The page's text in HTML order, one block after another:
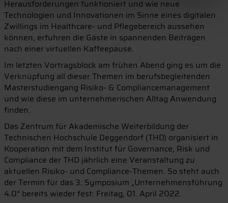
Herausforderungen funktioniert und wie neue
Technologien und Innovationen im Sinne eines digitalen
Zwillings im Healthcare- und Pflegebereich aussehen
können, erfuhren die Gäste in spannenden Beiträgen
nach einer virtuellen Kaffeepause.
Im letzten Vortragsblock am frühen Abend ging es um die
Verknüpfung all dieser Themen im berufsbegleitenden
Masterstudiengang Risiko- & Compliancemanagement
und wie diese im unternehmerischen Alltag Anwendung
finden.
Das Zentrum für Akademische Weiterbildung der
Technischen Hochschule Deggendorf (THD) organisiert in
Kooperation mit dem Institut für Governance, Risk und
Compliance der THD jährlich eine Veranstaltung zu
aktuellen Risiko- und Compliance-Themen. So steht auch
der Termin für das 3. Symposium „Unternehmensführung
4.0“ bereits wieder fest: Freitag, 01. April 2022.